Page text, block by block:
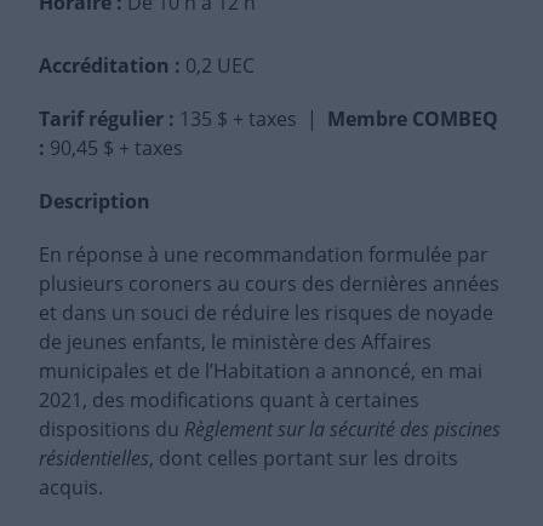
Accréditation : 0,2 UEC
Tarif régulier : 135 $ + taxes | Membre COMBEQ
: 90,45 $ + taxes
Description
En réponse à une recommandation formulée par
plusieurs coroners au cours des dernières années
et dans un souci de réduire les risques de noyade
de jeunes enfants, le ministère des Affaires
municipales et de l’Habitation a annoncé, en mai
2021, des modifications quant à certaines
dispositions du Règlement sur la sécurité des piscines
résidentielles, dont celles portant sur les droits
acquis.